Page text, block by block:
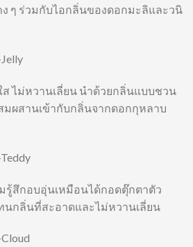
ๆ ร่วมกับไอกลิ่นของดอกมะลิและวนิ
ไม่หวานเลี่ยน นำด้วยกลิ่นแบบชวน
ผสานเข้ากับกลิ่นจากดอกกุหลาบ
รู้สึกอบอุ่นเหมือนได้กอดตุ๊กตาตัว
นกลิ่นที่สะอาดและไม่หวานเลี่ยน